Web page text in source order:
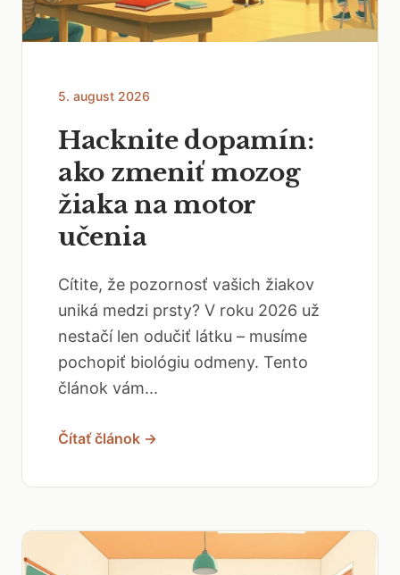
5. august 2026
Hacknite dopamín:
ako zmeniť mozog
žiaka na motor
učenia
Cítite, že pozornosť vašich žiakov
uniká medzi prsty? V roku 2026 už
nestačí len odučiť látku – musíme
pochopiť biológiu odmeny. Tento
článok vám...
Čítať článok →